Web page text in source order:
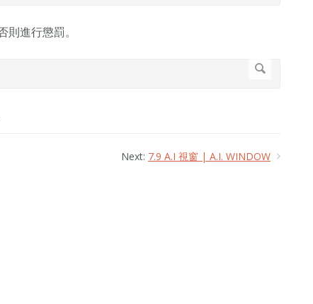
進行懲罰。
Next: 7.9 A.I 視窗 | A.I. WINDOW